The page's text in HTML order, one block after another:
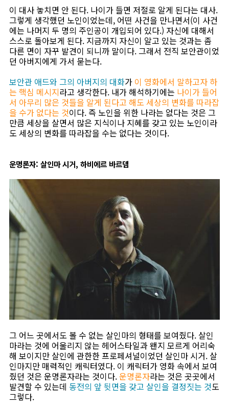
이 대사 놓치면 안 된다. 나이가 들면 저절로 알게 된다는 대사.
그렇게 생각했던 노인이었는데, 어떤 사건을 만나면서(이 사건
에는 나머지 두 명의 주인공이 개입되어 있다.) 자신에 대해서
스스로 돌아보게 된다. 지금까지 자신이 알고 있는 것과는 좀
다른 면이 자꾸 발견이 되니까 말이다. 그래서 전직 보안관이었
던 아버지에게 가서 묻는다.
보안관 애드와 그의 아버지의 대화가 이 영화에서 말하고자 하
는 핵심 메시지라고 생각한다. 내가 해석하기에는 나이가 들어
서 아무리 많은 것들을 알게 된다고 해도 세상의 변화를 따라잡
을 수가 없다는 것이다. 즉 노인을 위한 나라는 없다는 것은 그
만큼 세상을 살면서 많은 지식이나 지혜를 갖고 있는 노인이라
도 세상의 변화를 따라잡을 수는 없다는 것이다.
운명론자: 살인마 시거, 하비에르 바르뎀
그 어느 곳에서도 볼 수 없는 살인마의 형태를 보여줬다. 살인
마라는 것에 어울리지 않는 헤어스타일과 왠지 모르게 어리숙
해 보이지만 살인에 관한한 프로페셔널이었던 살인마 시거. 살
인마지만 매력적인 캐릭터였다. 이 캐릭터가 영화 속에서 보여
줬던 것은 운명론자라는 것이다.운명론자라는 것은 곳곳에서
발견할 수 있는데 동전의 앞 뒷면을 갖고 살인을 결정짓는 것도
그렇다.